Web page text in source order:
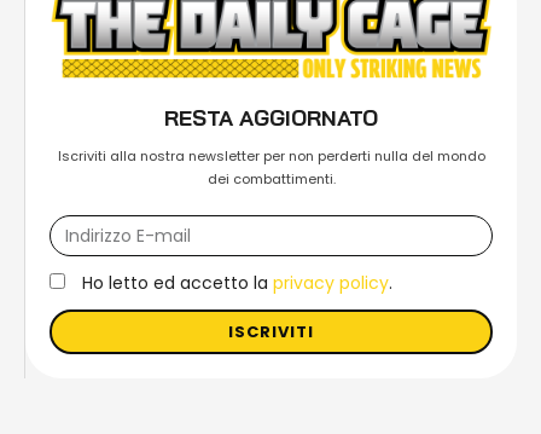
RESTA AGGIORNATO
Iscriviti alla nostra newsletter per non perderti nulla del mondo
dei combattimenti.
Ho letto ed accetto la privacy policy.
ISCRIVITI